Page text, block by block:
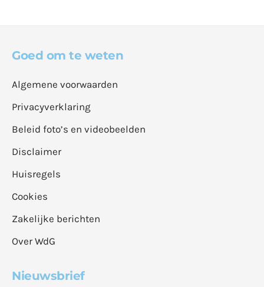
Goed om te weten
Algemene voorwaarden
Privacyverklaring
Beleid foto’s en videobeelden
Disclaimer
Huisregels
Cookies
Zakelijke berichten
Over WdG
Nieuwsbrief